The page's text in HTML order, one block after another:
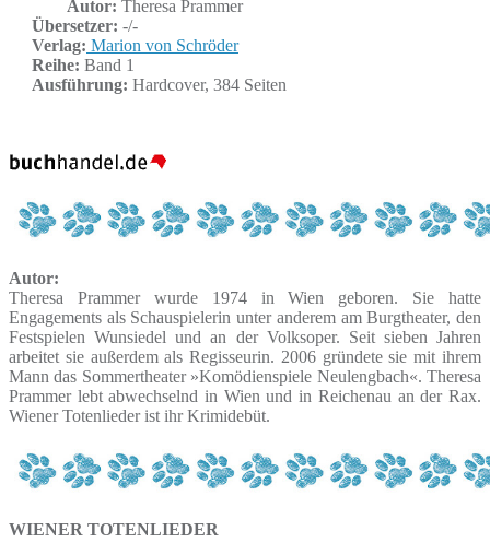
Autor: Theresa Prammer
Übersetzer: -/-
Verlag: Marion von Schröder
Reihe: Band 1
Ausführung: Hardcover, 384 Seiten
Autor:
Theresa Prammer wurde 1974 in Wien geboren. Sie hatte
Engagements als Schauspielerin unter anderem am Burgtheater, den
Festspielen Wunsiedel und an der Volksoper. Seit sieben Jahren
arbeitet sie außerdem als Regisseurin. 2006 gründete sie mit ihrem
Mann das Sommertheater »Komödienspiele Neulengbach«. Theresa
Prammer lebt abwechselnd in Wien und in Reichenau an der Rax.
Wiener Totenlieder ist ihr Krimidebüt.
WIENER TOTENLIEDER